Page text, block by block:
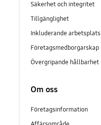
Säkerhet och integritet
Tillgänglighet
Inkluderande arbetsplats
Företagsmedborgarskap
Övergripande hållbarhet
Om oss
Företagsinformation